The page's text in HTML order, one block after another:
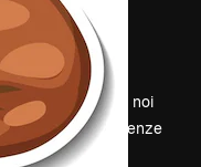
Prezzi
Chi siamo
Recensioni
Lavora con noi
Cerca tendenze
Blog